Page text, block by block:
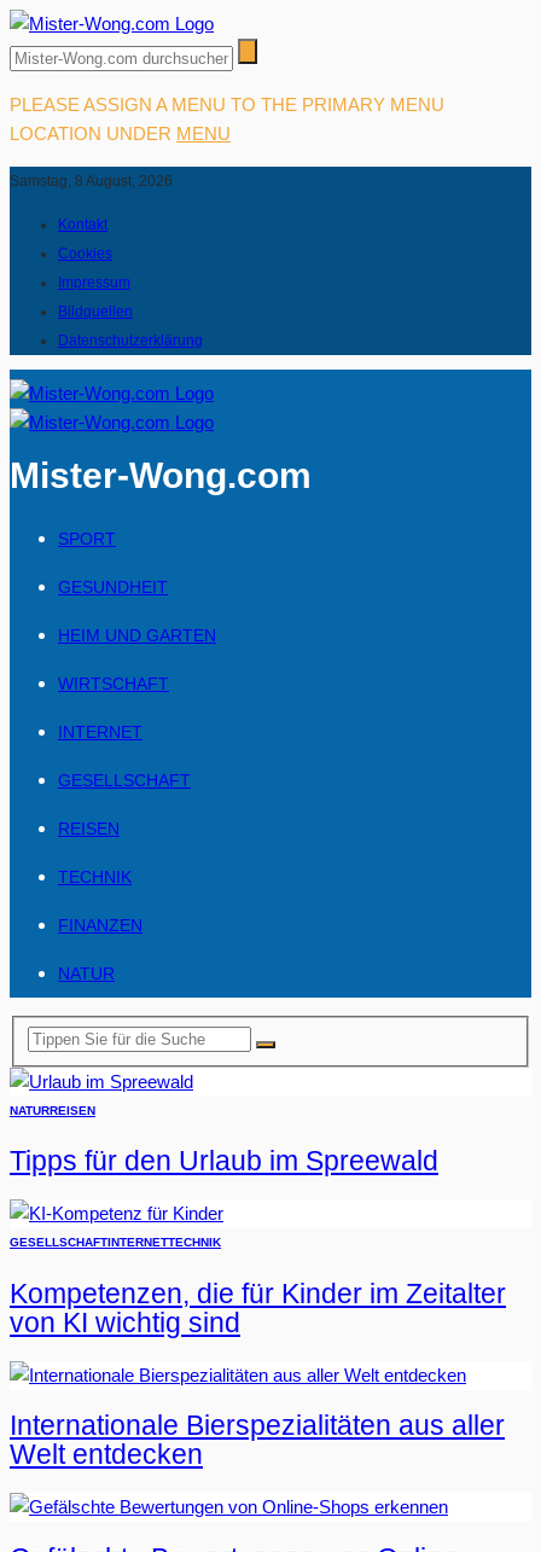
PLEASE ASSIGN A MENU TO THE PRIMARY MENU
LOCATION UNDER MENU
Samstag, 8 August, 2026
Kontakt
Cookies
Impressum
Bildquellen
Datenschutzerklärung
Mister-Wong.com
SPORT
GESUNDHEIT
HEIM UND GARTEN
WIRTSCHAFT
INTERNET
GESELLSCHAFT
REISEN
TECHNIK
FINANZEN
NATUR
NATURREISEN
Tipps für den Urlaub im Spreewald
GESELLSCHAFTINTERNETTECHNIK
Kompetenzen, die für Kinder im Zeitalter
von KI wichtig sind
Internationale Bierspezialitäten aus aller
Welt entdecken